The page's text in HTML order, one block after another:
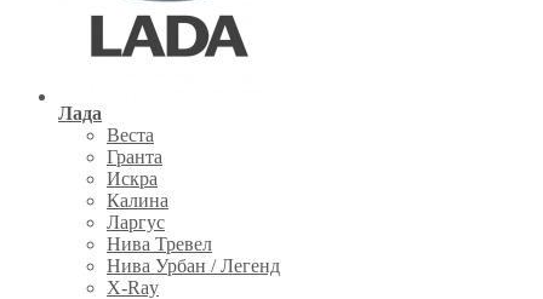
Лада
Веста
Гранта
Искра
Калина
Ларгус
Нива Тревел
Нива Урбан / Легенд
X-Ray